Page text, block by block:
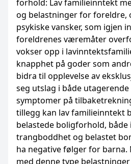
forhold: Lav familieinntekt
og belastninger for foreldre,
psykiske vansker, som igjen
foreldrenes væremåter
vokser opp i
knapphet på goder som
bidra til opplevelse av
seg utslag i både
symptomer på
tillegg kan lav familieinntekt
belastede boligforhold, både
trangboddhet og belastet
ha negative følger for barna.
med denne type